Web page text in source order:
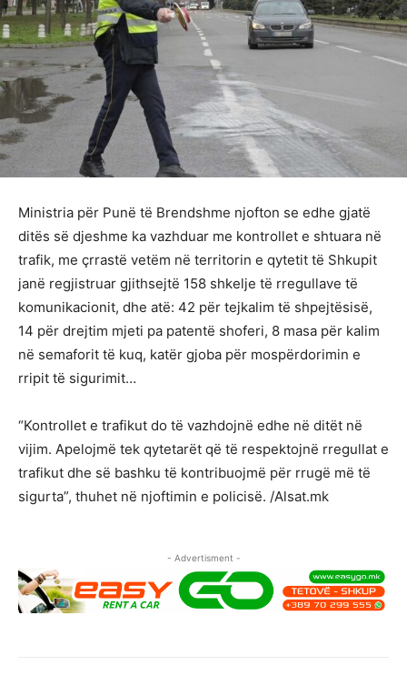
Ministria për Punë të Brendshme njofton se edhe gjatë
ditës së djeshme ka vazhduar me kontrollet e shtuara në
trafik, me çrrastë vetëm në territorin e qytetit të Shkupit
janë regjistruar gjithsejtë 158 shkelje të rregullave të
komunikacionit, dhe atë: 42 për tejkalim të shpejtësisë,
14 për drejtim mjeti pa patentë shoferi, 8 masa për kalim
në semaforit të kuq, katër gjoba për mospërdorimin e
rripit të sigurimit…
“Kontrollet e trafikut do të vazhdojnë edhe në ditët në
vijim. Apelojmë tek qytetarët që të respektojnë rregullat e
trafikut dhe së bashku të kontribuojmë për rrugë më të
sigurta”, thuhet në njoftimin e policisë. /Alsat.mk
- Advertisment -